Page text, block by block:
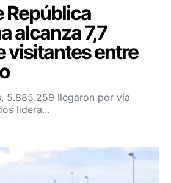
República
alcanza 7,7
visitantes entre
5.885.259 llegaron por vía
lidera…